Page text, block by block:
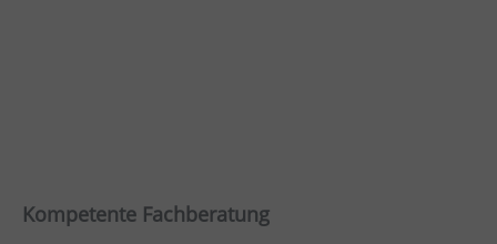
Kompetente Fachberatung